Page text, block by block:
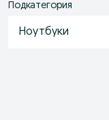
Подкатегория
Ноутбуки